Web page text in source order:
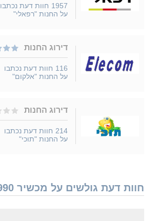
1957 חוות דעת נכתבו
על החנות "רפאלי"
דירוג החנות
116 חוות דעת נכתבו
על החנות "אלקום"
דירוג החנות
214 חוות דעת נכתבו
על החנות "תוכי"
חוות דעת גולשים על מכשיר Gold Line ATL88990 - נמצאו 2 חוות דעת